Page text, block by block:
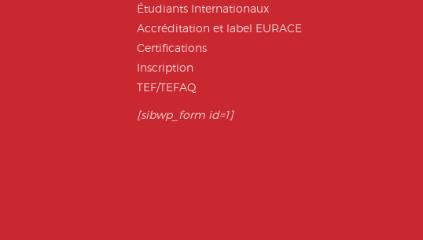
Étudiants Internationaux
Accréditation et label EURACE
Certifications
Inscription
TEF/TEFAQ
[sibwp_form id=1]